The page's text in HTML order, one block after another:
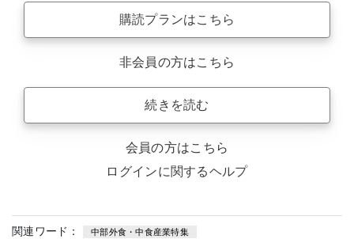
購読プランはこちら
非会員の方はこちら
続きを読む
会員の方はこちら
ログインに関するヘルプ
関連ワード： 中部外食・中食産業特集